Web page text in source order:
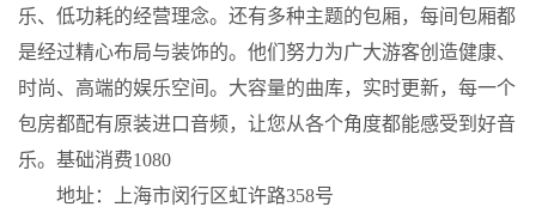
乐、低功耗的经营理念。还有多种主题的包厢，每间包厢都
是经过精心布局与装饰的。他们努力为广大游客创造健康、
时尚、高端的娱乐空间。大容量的曲库，实时更新，每一个
包房都配有原装进口音频，让您从各个角度都能感受到好音
乐。基础消费1080
地址：上海市闵行区虹许路358号